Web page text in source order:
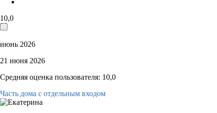
10,0
июнь 2026
21 июня 2026
Средняя оценка пользователя: 10,0
Часть дома с отдельным входом